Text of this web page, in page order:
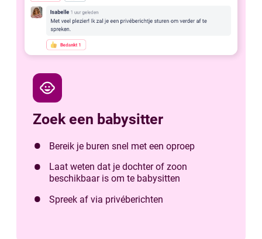
child_care
Zoek een babysitter
Bereik je buren snel met een oproep
Laat weten dat je dochter of zoon
beschikbaar is om te babysitten
Spreek af via privéberichten